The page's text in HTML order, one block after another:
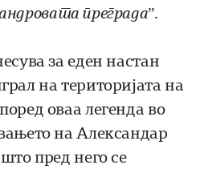
преграда”.
за еден настан
на територијата на
оваа легенда во
на Александар
пред него се